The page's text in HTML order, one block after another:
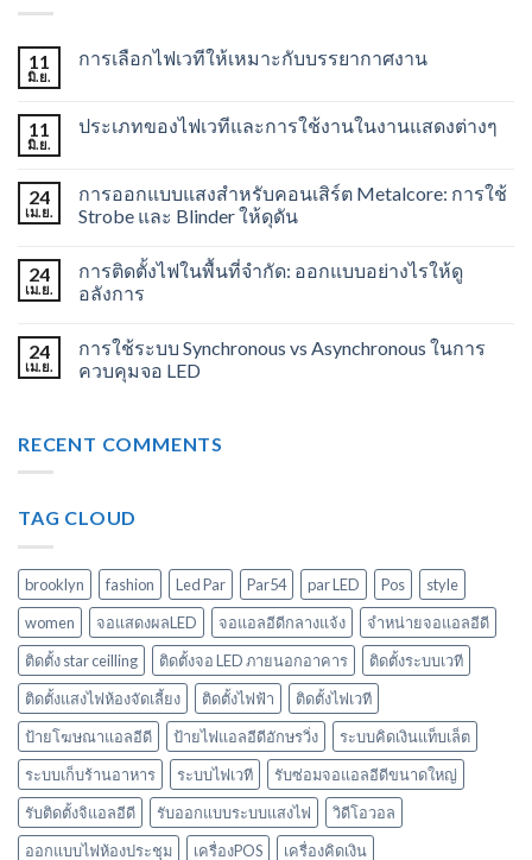
11
มิ.ย.
การเลือกไฟเวทีให้เหมาะกับบรรยากาศงาน
11
มิ.ย.
ประเภทของไฟเวทีและการใช้งานในงานแสดงต่างๆ
24
เม.ย.
การออกแบบแสงสำหรับคอนเสิร์ต Metalcore: การใช้
Strobe และ Blinder ให้ดุดัน
24
เม.ย.
การติดตั้งไฟในพื้นที่จำกัด: ออกแบบอย่างไรให้ดู
อลังการ
24
เม.ย.
การใช้ระบบ Synchronous vs Asynchronous ในการ
ควบคุมจอ LED
RECENT COMMENTS
TAG CLOUD
brooklyn fashion Led Par Par54 par LED Pos
style
women
จอแสดงผลLED จอแอลอีดีกลางแจ้ง
จำหน่ายจอแอลอีดี
ติดตั้ง star ceilling
ติดตั้งจอ LED ภายนอกอาคาร
ติดตั้งระบบเวที
ติดตั้งแสงไฟห้องจัดเลี้ยง
ติดตั้งไฟฟ้า
ติดตั้งไฟเวที
ป้ายโฆษณาแอลอีดี
ป้ายไฟแอลอีดีอักษรวิ่ง
ระบบคิดเงินแท็บเล็ต
ระบบเก็บร้านอาหาร
ระบบไฟเวที
รับซ่อมจอแอลอีดีขนาดใหญ่
รับติดตั้งจิแอลอีดี
รับออกแบบระบบแสงไฟ
วิดีโอวอล
ออกแบบไฟห้องประชุม
เครื่องPOS เครื่องคิดเงิน